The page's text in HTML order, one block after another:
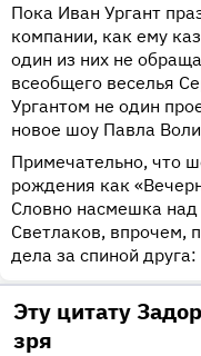
Пока Иван Ургант
компании, как ему
один из них не
всеобщего веселья
Ургантом не один
новое шоу Павла
Примечательно, что
рождения как
Словно насмешка
Светлаков, впрочем,
дела за спиной друга:
Эту цитату
зря